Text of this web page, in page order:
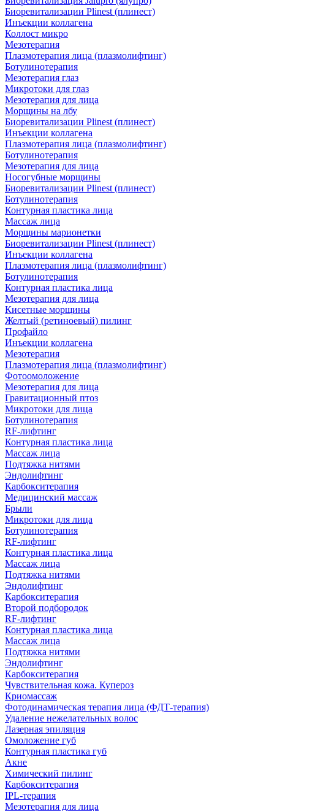
Биоревитализации Plinest (плинест)
Инъекции коллагена
Коллост микро
Мезотерапия
Плазмотерапия лица (плазмолифтинг)
Ботулинотерапия
Мезотерапия глаз
Микротоки для глаз
Мезотерапия для лица
Морщины на лбу
Биоревитализации Plinest (плинест)
Инъекции коллагена
Плазмотерапия лица (плазмолифтинг)
Ботулинотерапия
Мезотерапия для лица
Носогубные морщины
Биоревитализации Plinest (плинест)
Ботулинотерапия
Контурная пластика лица
Массаж лица
Морщины марионетки
Биоревитализации Plinest (плинест)
Инъекции коллагена
Плазмотерапия лица (плазмолифтинг)
Ботулинотерапия
Контурная пластика лица
Мезотерапия для лица
Кисетные морщины
Желтый (ретиноевый) пилинг
Профайло
Инъекции коллагена
Мезотерапия
Плазмотерапия лица (плазмолифтинг)
Фотоомоложение
Мезотерапия для лица
Гравитационный птоз
Микротоки для лица
Ботулинотерапия
RF-лифтинг
Контурная пластика лица
Массаж лица
Подтяжка нитями
Эндолифтинг
Карбокситерапия
Медицинский массаж
Брыли
Микротоки для лица
Ботулинотерапия
RF-лифтинг
Контурная пластика лица
Массаж лица
Подтяжка нитями
Эндолифтинг
Карбокситерапия
Второй подбородок
RF-лифтинг
Контурная пластика лица
Массаж лица
Подтяжка нитями
Эндолифтинг
Карбокситерапия
Чувствительная кожа. Купероз
Криомассаж
Фотодинамическая терапия лица (ФДТ-терапия)
Удаление нежелательных волос
Лазерная эпиляция
Омоложение губ
Контурная пластика губ
Акне
Химический пилинг
Карбокситерапия
IPL‑терапия
Мезотерапия для лица